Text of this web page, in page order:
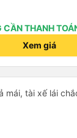
CẦN THANH
Xem giá
mái, tài xế lái